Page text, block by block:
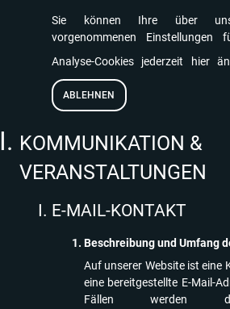
Sie können Ihre über
vorgenommenen
Analyse-Cookies jederzeit hier
ABLEHNEN
KOMMUNIKATION &
VERANSTALTUNGEN
E-MAIL-KONTAKT
Beschreibung und Umfang
Auf unserer Website ist eine
eine bereitgestellte E-Mail-
Fällen werden